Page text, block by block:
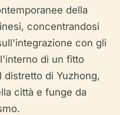
della
concentrandosi
con gli
di un fitto
distretto di Yuzhong,
città e funge da